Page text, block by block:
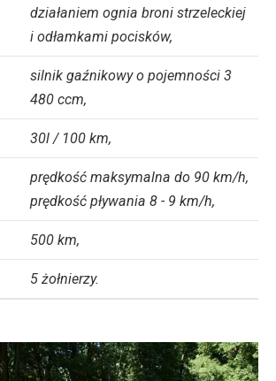
działaniem ognia broni strzeleckiej
i odłamkami pocisków,
silnik gaźnikowy o pojemności 3
480 ccm,
30l / 100 km,
prędkość maksymalna do 90 km/h,
prędkość pływania 8 - 9 km/h,
500 km,
5 żołnierzy.